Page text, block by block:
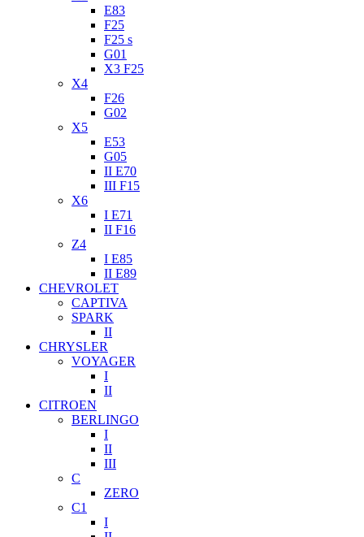
E83
F25
F25 s
G01
X3 F25
X4
F26
G02
X5
E53
G05
II E70
III F15
X6
I E71
II F16
Z4
I E85
II E89
CHEVROLET
CAPTIVA
SPARK
II
CHRYSLER
VOYAGER
I
II
CITROEN
BERLINGO
I
II
III
C
ZERO
C1
I